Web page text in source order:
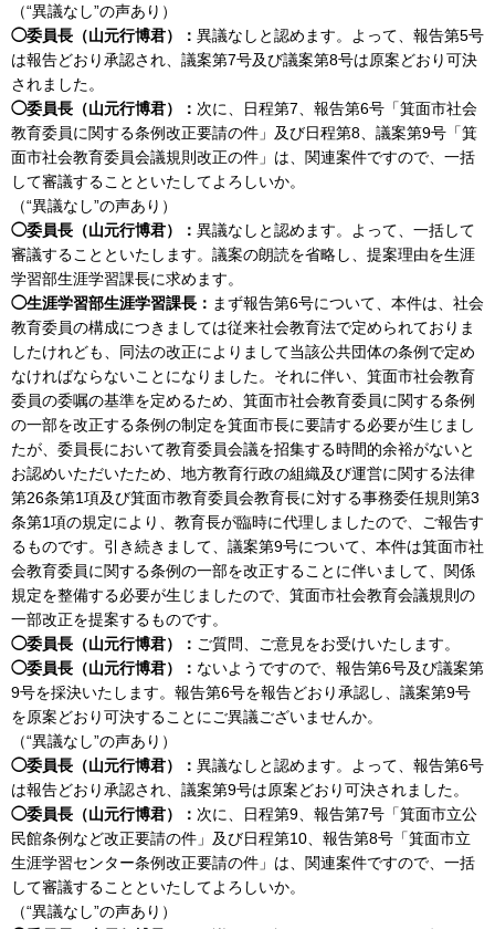
（“異議なし”の声あり）
◯委員長（山元行博君）： 異議なしと認めます。よって、報告第5号
は報告どおり承認され、議案第7号及び議案第8号は原案どおり可決
されました。
◯委員長（山元行博君）： 次に、日程第7、報告第6号「箕面市社会
教育委員に関する条例改正要請の件」及び日程第8、議案第9号「箕
面市社会教育委員会議規則改正の件」は、関連案件ですので、一括
して審議することといたしてよろしいか。
（“異議なし”の声あり）
◯委員長（山元行博君）： 異議なしと認めます。よって、一括して
審議することといたします。議案の朗読を省略し、提案理由を生涯
学習部生涯学習課長に求めます。
◯生涯学習部生涯学習課長： まず報告第6号について、本件は、社会
教育委員の構成につきましては従来社会教育法で定められておりま
したけれども、同法の改正によりまして当該公共団体の条例で定め
なければならないことになりました。それに伴い、箕面市社会教育
委員の委嘱の基準を定めるため、箕面市社会教育委員に関する条例
の一部を改正する条例の制定を箕面市長に要請する必要が生じまし
たが、委員長において教育委員会議を招集する時間的余裕がないと
お認めいただいたため、地方教育行政の組織及び運営に関する法律
第26条第1項及び箕面市教育委員会教育長に対する事務委任規則第3
条第1項の規定により、教育長が臨時に代理しましたので、ご報告す
るものです。引き続きまして、議案第9号について、本件は箕面市社
会教育委員に関する条例の一部を改正することに伴いまして、関係
規定を整備する必要が生じましたので、箕面市社会教育会議規則の
一部改正を提案するものです。
◯委員長（山元行博君）： ご質問、ご意見をお受けいたします。
◯委員長（山元行博君）： ないようですので、報告第6号及び議案第
9号を採決いたします。報告第6号を報告どおり承認し、議案第9号
を原案どおり可決することにご異議ございませんか。
（“異議なし”の声あり）
◯委員長（山元行博君）： 異議なしと認めます。よって、報告第6号
は報告どおり承認され、議案第9号は原案どおり可決されました。
◯委員長（山元行博君）： 次に、日程第9、報告第7号「箕面市立公
民館条例など改正要請の件」及び日程第10、報告第8号「箕面市立
生涯学習センター条例改正要請の件」は、関連案件ですので、一括
して審議することといたしてよろしいか。
（“異議なし”の声あり）